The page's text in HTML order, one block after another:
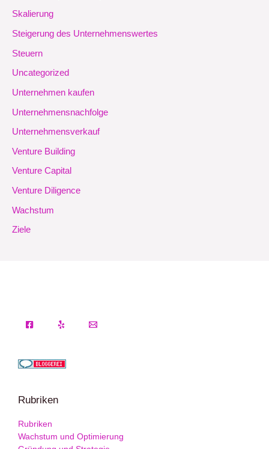
Skalierung
Steigerung des Unternehmenswertes
Steuern
Uncategorized
Unternehmen kaufen
Unternehmensnachfolge
Unternehmensverkauf
Venture Building
Venture Capital
Venture Diligence
Wachstum
Ziele
Rubriken
Rubriken
Wachstum und Optimierung